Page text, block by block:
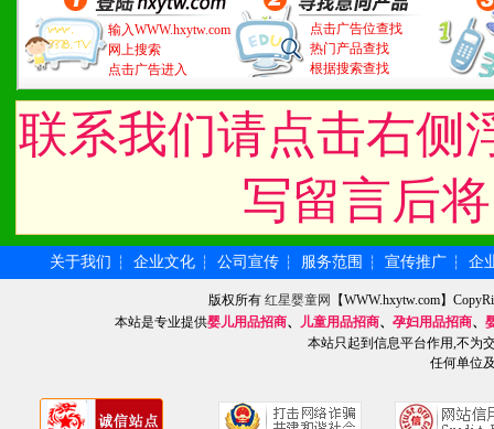
输入WWW.hxytw.com
网上搜索
点击广告进入
点击广告位查找
热门产品查找
根据搜索查找
联系我们请点击右侧
写留言后
关于我们 ┆ 企业文化 ┆ 公司宣传 ┆ 服务范围 ┆ 宣传推广 ┆ 企
版权所有红星婴童网
【WWW.hxytw.com】
本站是专业提供婴儿用品招商、 儿童用品招商、 孕妇用品招商、
本站只起到信息平台作用,不为
任何单位